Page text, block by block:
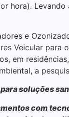
hora).
e
Veicular para
em
a
soluções
com